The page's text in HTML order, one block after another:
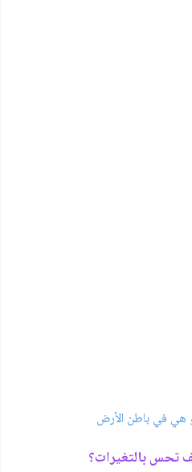
هي في باطن الأرض
تحس بالتغيرات؟